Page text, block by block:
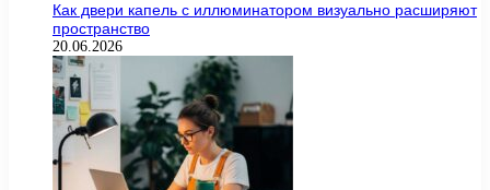
Как двери капель с иллюминатором визуально расширяют
пространство
20.06.2026